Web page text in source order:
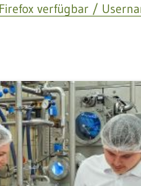
verfügbar /